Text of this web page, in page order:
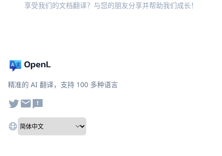
享受我们的文档翻译？与您的朋友分享并帮助我们成长！
精准的 AI 翻译，支持 100 多种语言